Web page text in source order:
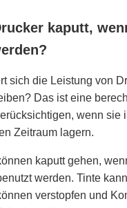
kaputt,
sich die Leistung von
Das ist eine
wenn sie
Zeitraum lagern.
kaputt gehen,
werden. Tinte
verstopfen und